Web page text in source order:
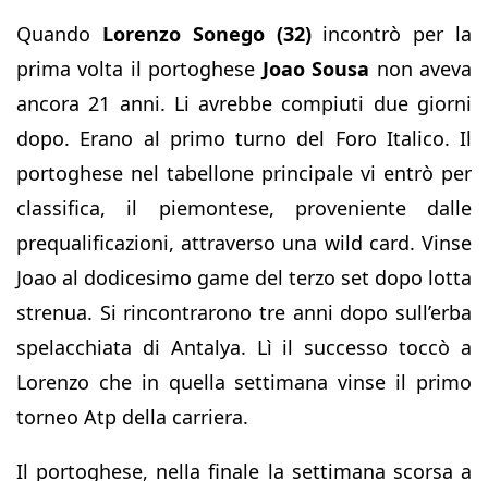
Quando Lorenzo Sonego (32)incontrò per la
prima volta il portoghese Joao Sousa non aveva
ancora 21 anni. Li avrebbe compiuti due giorni
dopo. Erano al primo turno del Foro Italico. Il
portoghese nel tabellone principale vi entrò per
classifica, il piemontese, proveniente dalle
prequalificazioni, attraverso una wild card. Vinse
Joao al dodicesimo game del terzo set dopo lotta
strenua. Si rincontrarono tre anni dopo sull’erba
spelacchiata di Antalya. Lì il successo toccò a
Lorenzo che in quella settimana vinse il primo
torneo Atp della carriera.
Il portoghese, nella finale la settimana scorsa a